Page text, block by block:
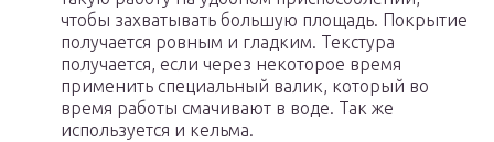
чтобы захватывать большую площадь. Покрытие
получается ровным и гладким. Текстура
получается, если через некоторое время
применить специальный валик, который во
время работы смачивают в воде. Так же
используется и кельма.